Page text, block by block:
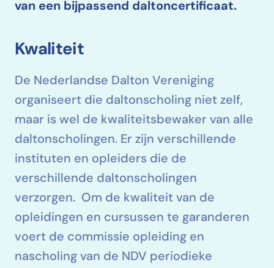
van een bijpassend daltoncertificaat.
Kwaliteit
De Nederlandse Dalton Vereniging
organiseert die dalton­scholing niet zelf,
maar is wel de kwaliteitsbewaker van alle
dalton­scholingen. Er zijn verschillende
instituten en opleiders die de
verschillende dalton­scholingen
verzorgen. Om de kwaliteit van de
opleidingen en cursussen te garanderen
voert de commissie opleiding en
nascholing van de NDV periodieke